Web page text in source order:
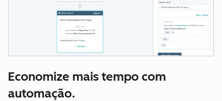
Economize mais tempo com
automação.